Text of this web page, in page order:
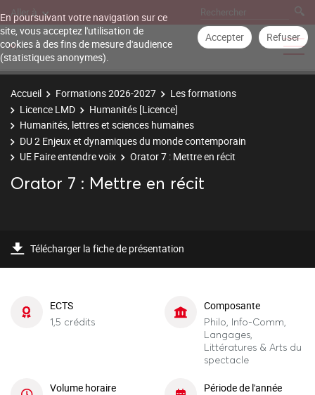
En poursuivant votre navigation sur ce
site, vous acceptez l'utilisation de
cookies à des fins de mesure d'audience
(statistiques anonymes).
Accepter Refuser
Aller à
Accueil Formations 2026-2027
Les formations
Licence LMD
Humanités [Licence]
Humanités, lettres et sciences humaines
DU 2 Enjeux et dynamiques du monde contemporain
UE Faire entendre voix
Orator 7 : Mettre en récit
Orator 7 : Mettre en récit
Télécharger la fiche de présentation
ECTS
1,5 crédits
Composante
Philo, Info-Comm,
Langages,
Littératures & Arts du
spectacle
Volume horaire Période de l'année